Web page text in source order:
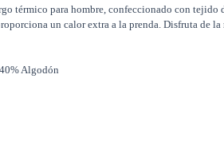
térmico para hombre, confeccionado con tejido
un calor extra a la prenda. Disfruta de
Algodón